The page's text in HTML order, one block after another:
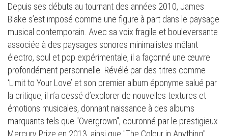
Depuis ses débuts au tournant des années 2010, James
Blake s’est imposé comme une figure à part dans le paysage
musical contemporain. Avec sa voix fragile et bouleversante
associée à des paysages sonores minimalistes mêlant
électro, soul et pop expérimentale, il a façonné une œuvre
profondément personnelle. Révélé par des titres comme
‘Limit to Your Love’ et son premier album éponyme salué par
la critique, il n’a cessé d’explorer de nouvelles textures et
émotions musicales, donnant naissance à des albums
marquants tels que "Overgrown", couronné par le prestigieux
Mercury Prize en 2013, ainsi que "The Colour in Anything",